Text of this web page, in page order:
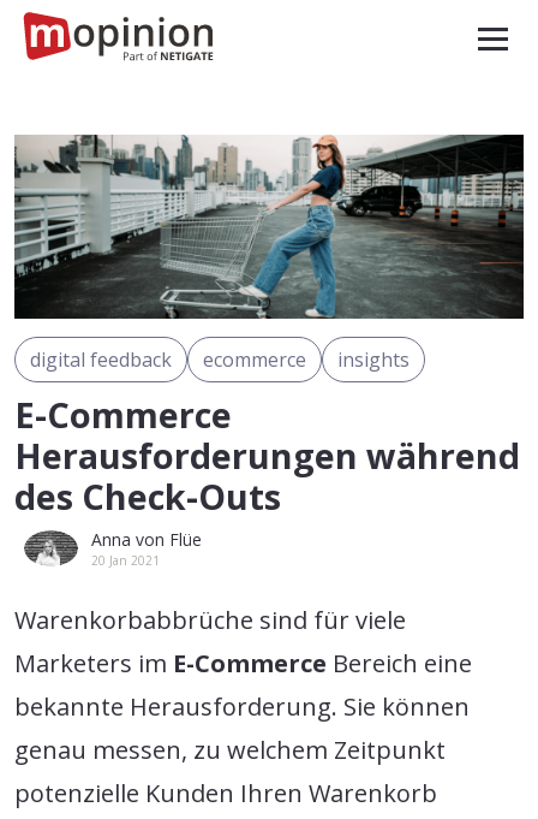
digital feedback ecommerce insights
E-Commerce
Herausforderungen während
des Check-Outs
Anna von Flüe
20 Jan 2021
Warenkorbabbrüche sind für viele
Marketers im E-Commerce Bereich eine
bekannte Herausforderung. Sie können
genau messen, zu welchem Zeitpunkt
potenzielle Kunden Ihren Warenkorb